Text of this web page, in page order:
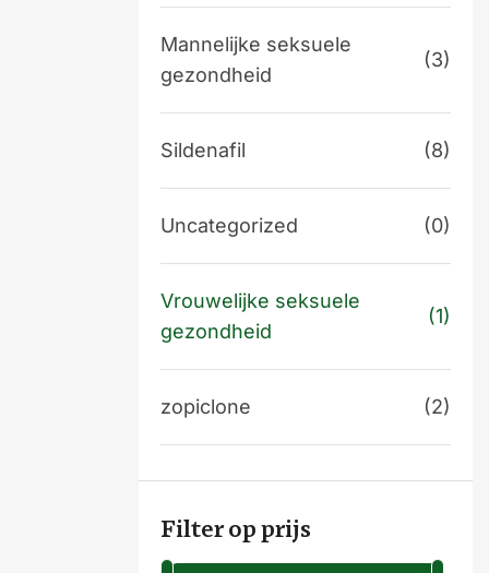
Mannelijke seksuele
gezondheid
(3)
Sildenafil (8)
Uncategorized (0)
Vrouwelijke seksuele
gezondheid
(1)
zopiclone (2)
Filter op prijs